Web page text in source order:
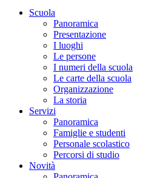
Scuola
Panoramica
Presentazione
I luoghi
Le persone
I numeri della scuola
Le carte della scuola
Organizzazione
La storia
Servizi
Panoramica
Famiglie e studenti
Personale scolastico
Percorsi di studio
Novità